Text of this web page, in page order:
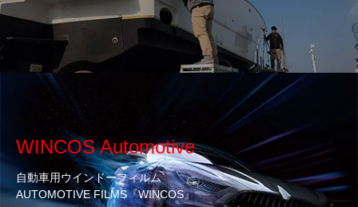
WINCOS Automotive
自動車用ウインドーフィルム
AUTOMOTIVE FILMS『WINCOS』